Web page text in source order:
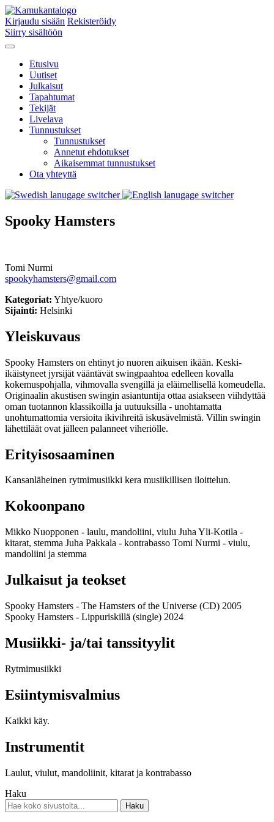
Kirjaudu sisään Rekisteröidy
Siirry sisältöön
Etusivu
Uutiset
Julkaisut
Tapahtumat
Tekijät
Livelava
Tunnustukset
Tunnustukset
Annetut ehdotukset
Aikaisemmat tunnustukset
Ota yhteyttä
Spooky Hamsters
Tomi Nurmi
spookyhamsters@gmail.com
Kategoriat: Yhtye/kuoro
Sijainti: Helsinki
Yleiskuvaus
Spooky Hamsters on ehtinyt jo nuoren aikuisen ikään. Keski-
ikäistyneet jyrsijät vääntävät swingpaahtoa edelleen kovalla
kokemuspohjalla, vihmovalla svengillä ja eläimellisellä komeudella.
Originaalin akustisen swingin asiantuntija ottaa asiakseen viihdyttää
oman tuotannon klassikoilla ja uutuuksilla - unohtamatta
unohtumattomia versioita ikivihreitä iskusävelmistä. Villin swingin
lähettiläät ovat jälleen palanneet viheriölle.
Erityisosaaminen
Kansanläheinen rytmimusiikki kera musiikillisen iloittelun.
Kokoonpano
Mikko Nuopponen - laulu, mandoliini, viulu Juha Yli-Kotila -
kitarat, stemma Juha Pakkala - kontrabasso Tomi Nurmi - viulu,
mandoliini ja stemma
Julkaisut ja teokset
Spooky Hamsters - The Hamsters of the Universe (CD) 2005
Spooky Hamsters - Lippuriskillä (single) 2024
Musiikki- ja/tai tanssityylit
Rytmimusiikki
Esiintymisvalmius
Kaikki käy.
Instrumentit
Laulut, viulut, mandoliinit, kitarat ja kontrabasso
Haku